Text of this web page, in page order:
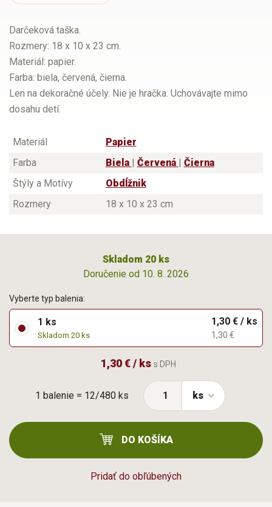
Darčeková taška.
Rozmery: 18 x 10 x 23 cm.
Materiál: papier.
Farba: biela, červená, čierna.
Len na dekoračné účely. Nie je hračka. Uchovávajte mimo
dosahu detí.
Materiál
Papier
Farba
Biela Červená
Čierna
Štýly a Motívy
Obdĺžnik
Rozmery
18 x 10 x 23 cm
Skladom 20 ks
Doručenie od 10. 8. 2026
1 balenie = 12/480 ks
Pridať do obľúbených
Vyberte typ balenia:
1 ks
Skladom 20 ks
1,30 € / ks
1,30 €
1,30 € / ks s DPH
ks
DO KOŠÍKA